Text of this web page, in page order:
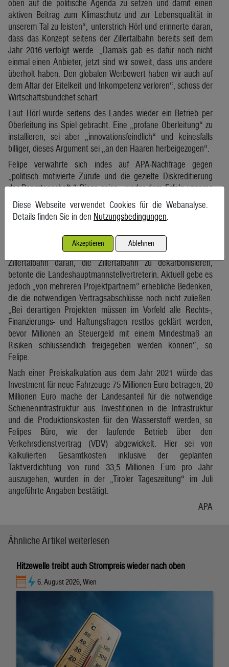
oben auf die politische Agenda zu setzen und damit einen
aktiven Beitrag zum Klimaschutz und zur Lebensqualität in
unserem Tal zu leisten“, unterstrich Hörl und erinnerte daran,
dass das Konzept seitens der Zillertalbahn bereits seit dem
Jahr 2016 verfolgt werde. „Damals gab es dafür noch nicht
einmal einen Anbieter, jetzt sind wir soweit, dass uns andere
überholt haben. Den globalen Werbewert haben wir auch auf
dem Altar der Eitelkeit und Inkompetenz verloren“, schoss der
Wirtschaftsbundchef scharf.
Laut Hörl wurde seitens des Landes wieder ein Betrieb per
Oberleitung ins Spiel gebracht. Eine „profane Oberleitung“ zu
installieren, sei aber „innovationsfeindlich“ und keinesfalls
billiger, dieses Argument sei „an den Haaren herbeigezogen“.
Felipe verwahrte sich indes auf APA-Nachfrage gegen
„politisch motivierte Zurufe und die gezielte Diskreditierung
der Beamtenschaft.“ Diese seien „weder dem Erfolg unseres
gemeinsamen Projektes zuträglich, noch zeugen sie von viel
Fachkenntnis oder gutem politischen Stil.“
Abteilungen im Land, dem Verkehrsverbund Tirol (VVT), den
relevanten Ministerien und den Verantwortlichen der
Zillertalbahn daran, die Zillertalbahn zu dekarbonisieren,
betonte die Landeshauptmannstellvertreterin. Aktuell gebe es
jedoch „von mehreren Projektpartnern“ erhebliche Bedenken,
die die notwendigen Vertragsabschlüsse noch nicht zuließen.
„Bei derartigen Projekten müssen im Vorfeld alle Rechts-,
Finanzierungs- und Haftungsfragen restlos geklärt werden,
bevor Millionen an Steuergeld mit einem Mindestmaß an
Risiken schlussendlich freigegeben werden können“, so
Felipe.
Nach einer Preiskalkulation aus dem Jahr 2021 würde das
Investment für neue Fahrzeuge 75 Millionen Euro betragen, 20
Millionen Euro mache der Landesanteil für die notwendige
Schieneninfrastruktur aus. Investitionen in die Infrastruktur
und die Produktionskosten für den Wasserstoff werden, so
Felipes Büro, wie der laufende Betrieb über den
Verkehrsdienstvertrag (VDV) abgewickelt. Hier sei von
kalkulierten Gesamtkosten inklusive der geplanten
Taktverdichtung von rund 33,5 Millionen Euro pro Jahr
auszugehen, wurden in der „Tiroler Tageszeitung“ im Juli
angeführte Angaben bestätigt.
APA
Ähnliche Artikel weiterlesen
Hitzewelle treibt auch Strompreis wieder nach oben
6. August 2026, Wien
Diese Webseite verwendet Cookies für die Webanalyse.
Details finden Sie in den Nutzungsbedingungen.
Akzeptieren Ablehnen